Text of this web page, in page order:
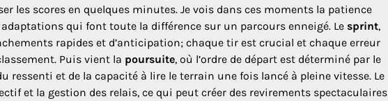
les scores en quelques minutes. Je vois dans ces moments la patience
qui font toute la différence sur un parcours enneigé. Le sprint,
rapides et d’anticipation; chaque tir est crucial et chaque erreur
Puis vient la poursuite, où l’ordre de départ est déterminé par le
ressenti et de la capacité à lire le terrain une fois lancé à pleine vitesse. Le
et la gestion des relais, ce qui peut créer des revirements spectaculaires